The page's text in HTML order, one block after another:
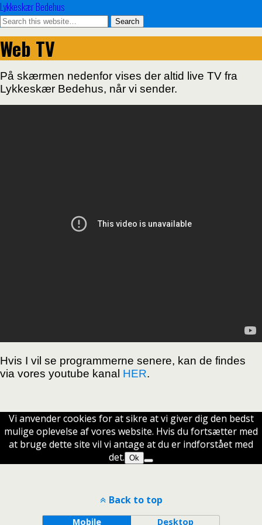
Lykkeskær Bedehus
Web TV
På skærmen nedenfor vises der altid live TV fra
Lykkeskær Bedehus, når vi sender.
Hvis I vil se programmerne senere, kan de findes
via vores youtube kanal HER.
Vi anvender cookies for at sikre at vi giver dig den bedst
mulige oplevelse af vores website. Hvis du fortsætter med
at bruge dette site vil vi antage at du er indforstået med
det. Ok
Back to top
Mobile Desktop